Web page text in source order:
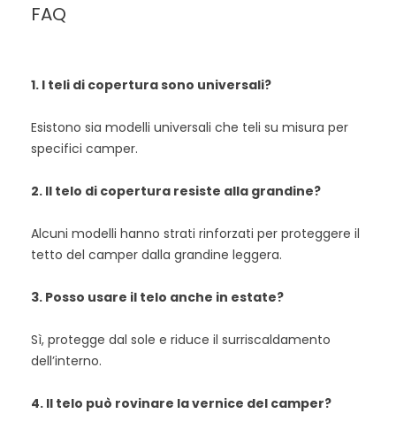
FAQ
1. I teli di copertura sono universali?
Esistono sia modelli universali che teli su misura per
specifici camper.
2. Il telo di copertura resiste alla grandine?
Alcuni modelli hanno strati rinforzati per proteggere il
tetto del camper dalla grandine leggera.
3. Posso usare il telo anche in estate?
Sì, protegge dal sole e riduce il surriscaldamento
dell’interno.
4. Il telo può rovinare la vernice del camper?